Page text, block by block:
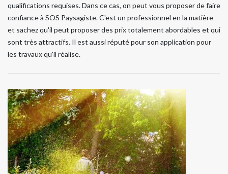
qualifications requises. Dans ce cas, on peut vous proposer de faire
confiance à SOS Paysagiste. C'est un professionnel en la matière
et sachez qu'il peut proposer des prix totalement abordables et qui
sont très attractifs. Il est aussi réputé pour son application pour
les travaux qu'il réalise.